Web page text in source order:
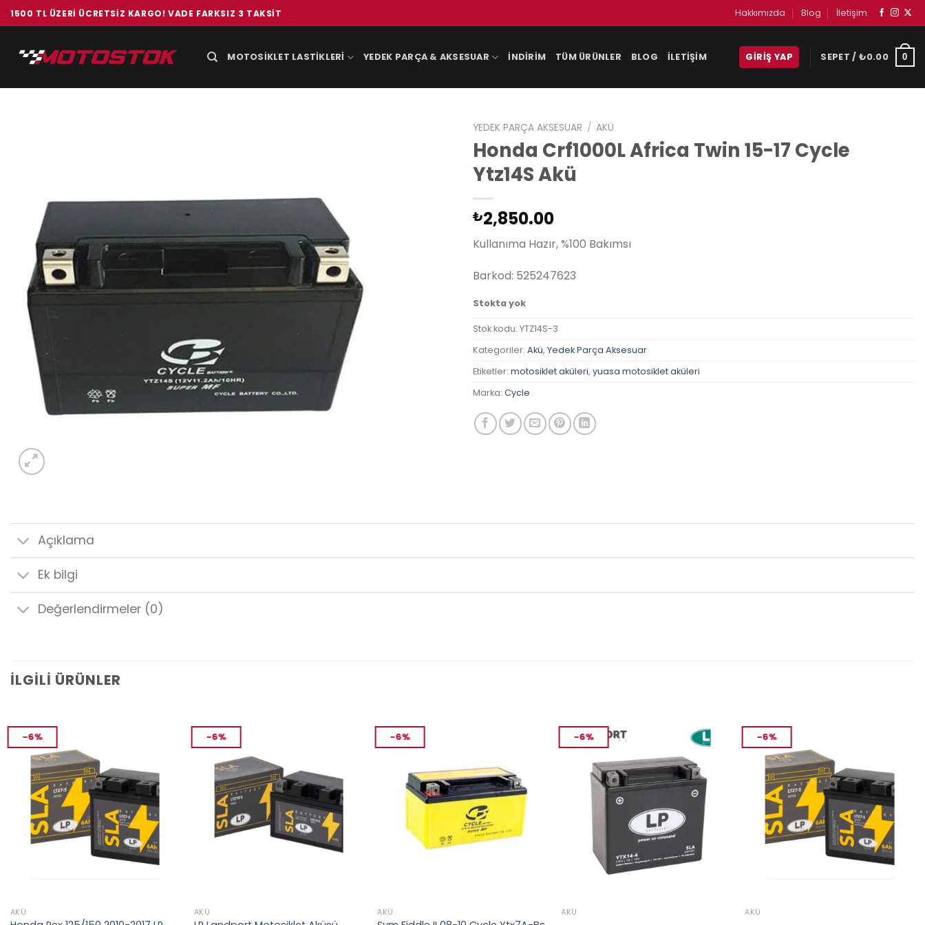
İçeriğe
atla
1500 TL ÜZERI ÜCRETSIZ KARGO! VADE FARKSIZ 3 TAKSIT Hakkımızda Blog İletişim
MOTOSIKLET LASTIKLERI YEDEK PARÇA & AKSESUAR İNDIRIM TÜM ÜRÜNLER BLOG İLETIŞIM GIRIŞ YAP SEPET / ₺0.00 0
YEDEK PARÇA AKSESUAR / AKÜ
Honda Crf1000L Africa Twin 15-17 Cycle
Ytz14S Akü
₺2,850.00
Kullanıma Hazır, %100 Bakımsı
Barkod: 525247623
Stokta yok
Stok kodu: YTZ14S-3
Kategoriler: Akü, Yedek Parça Aksesuar
Etiketler: motosiklet aküleri, yuasa motosiklet aküleri
Marka: Cycle
Açıklama
Ek bilgi
Değerlendirmeler (0)
İLGILI ÜRÜNLER
-6%
AKÜ
-6%
AKÜ
-6%
AKÜ
-6%
AKÜ
-6%
AKÜ